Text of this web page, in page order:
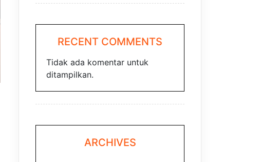
RECENT COMMENTS
Tidak ada komentar untuk
ditampilkan.
ARCHIVES